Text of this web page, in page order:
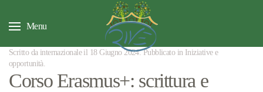
Menu
Scritto da internazionale il 18 Giugno 2024. Pubblicato in Iniziative e
opportunità.
Corso Erasmus+: scrittura e